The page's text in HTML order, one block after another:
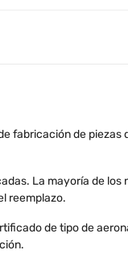
fabricación de piezas
La mayoría de los
reemplazo.
de tipo de